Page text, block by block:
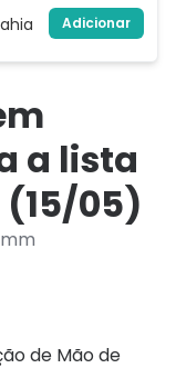
Adicionar
a lista
05)
de Mão de